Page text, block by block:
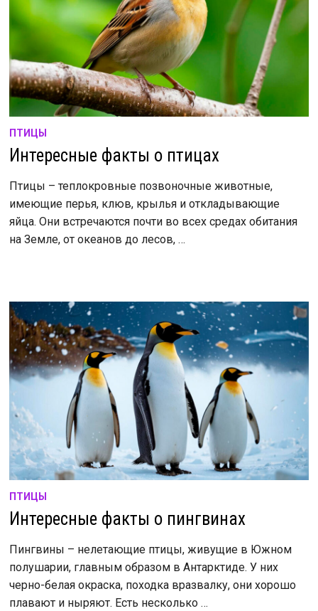
ПТИЦЫ
Интересные факты о птицах
Птицы – теплокровные позвоночные животные,
имеющие перья, клюв, крылья и откладывающие
яйца. Они встречаются почти во всех средах обитания
на Земле, от океанов до лесов, …
ПТИЦЫ
Интересные факты о пингвинах
Пингвины – нелетающие птицы, живущие в Южном
полушарии, главным образом в Антарктиде. У них
черно-белая окраска, походка вразвалку, они хорошо
плавают и ныряют. Есть несколько …